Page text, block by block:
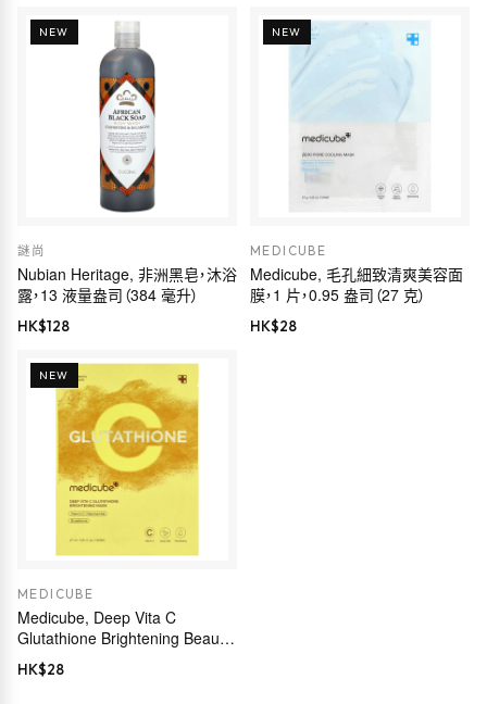
NEW
謎尚
Nubian Heritage, 非洲黑皂，沐浴
露，13 液量盎司（384 毫升）
HK$128
NEW
MEDICUBE
Medicube, 毛孔細致清爽美容面
膜，1 片，0.95 盎司（27 克）
HK$28
NEW
MEDICUBE
Medicube, Deep Vita C
Glutathione Brightening Beauty
Mask, 1 Sheet, 0.91 fl oz (27
ml)
HK$28